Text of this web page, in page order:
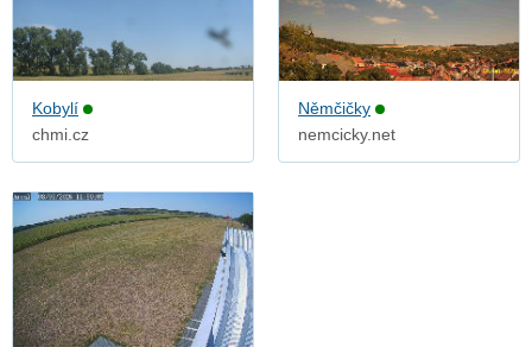
Kobylí
chmi.cz
Němčičky
nemcicky.net